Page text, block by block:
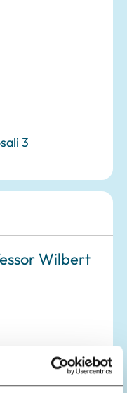
3
Wilbert